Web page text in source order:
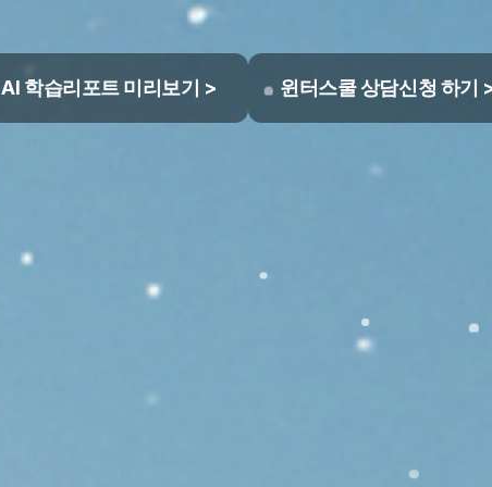
AI 학습리포트 미리보기 > 윈터스쿨 상담신청 하기